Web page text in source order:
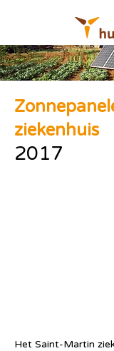
ziekenhuis
2017
Het Saint-Martin